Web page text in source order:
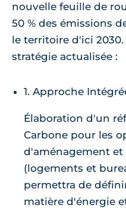
nouvelle feuille de
50 % des émissions
le territoire d'ici
stratégie actualisée :
1. Approche
Élaboration d'un
Carbone pour les
d'aménagement
(logements et
permettra de
matière d'énergie